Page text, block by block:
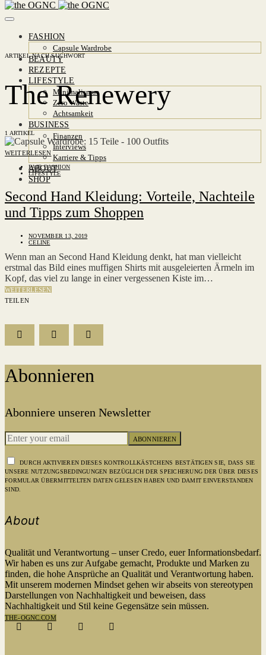
FASHION
Capsule Wardrobe
BEAUTY
REZEPTE
LIFESTYLE
Minimalismus
Zero Waste
Achtsamkeit
BUSINESS
Finanzen
Interviews
Karriere & Tipps
ABOUT
SHOP
ARTIKEL NACH SUCHWORT
The Renewery
1 ARTIKEL
WEITERLESEN
FAIR FASHION
LIFESTYLE
Second Hand Kleidung: Vorteile, Nachteile
und Tipps zum Shoppen
NOVEMBER 13, 2019
CELINE
Wenn man an Second Hand Kleidung denkt, hat man vielleicht
erstmal das Bild eines muffigen Shirts mit ausgeleierten Ärmeln im
Kopf, das viel zu lange in einer vergessenen Kiste im…
WEITERLESEN
TEILEN
Abonnieren
Abonniere unseren Newsletter
ABONNIEREN
DURCH AKTIVIEREN DIESES KONTROLLKÄSTCHENS BESTÄTIGEN SIE, DASS SIE
UNSERE NUTZUNGSBEDINGUNGEN BEZÜGLICH DER SPEICHERUNG DER ÜBER DIESES
FORMULAR ÜBERMITTELTEN DATEN GELESEN HABEN UND DAMIT EINVERSTANDEN
SIND.
About
Qualität und Verantwortung – unser Credo, euer Informationsbedarf.
Wir haben es uns zur Aufgabe gemacht, Produkte und Marken zu
finden, die hohe Ansprüche an Qualität und Verantwortung haben.
Mit unserem modernen Mindset gehen wir abseits von stereotypen
Darstellungen von Nachhaltigkeit und beweisen, dass
Nachhaltigkeit und Stil keine Gegensätze sein müssen.
THE-OGNC.COM